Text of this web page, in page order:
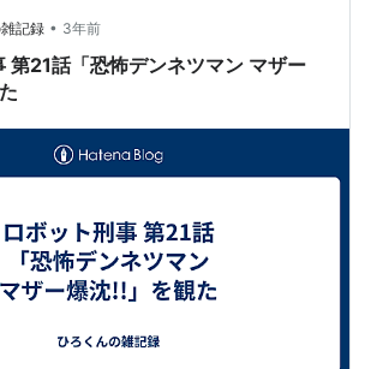
第9話から…
記録 • 3年前
第21話「恐怖デンネツマン マザー